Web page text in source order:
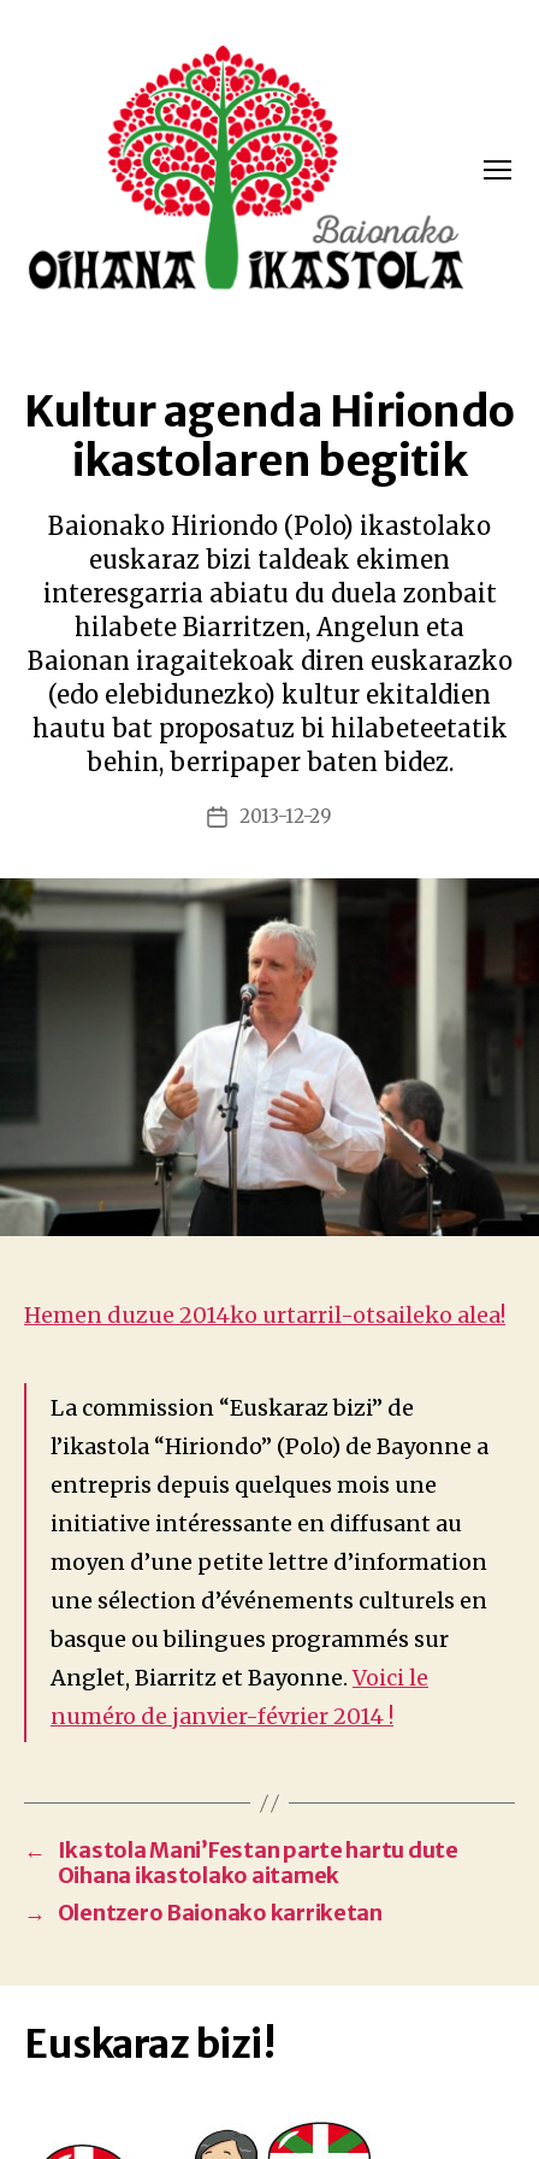
Kultur agenda Hiriondo
ikastolaren begitik
Baionako Hiriondo (Polo) ikastolako
euskaraz bizi taldeak ekimen
interesgarria abiatu du duela zonbait
hilabete Biarritzen, Angelun eta
Baionan iragaitekoak diren euskarazko
(edo elebidunezko) kultur ekitaldien
hautu bat proposatuz bi hilabeteetatik
behin, berripaper baten bidez.
Argitalpenaren
2013-12-29
Hemen duzue 2014ko urtarril-otsaileko alea!
La commission “Euskaraz bizi” de
l’ikastola “Hiriondo” (Polo) de Bayonne a
entrepris depuis quelques mois une
initiative intéressante en diffusant au
moyen d’une petite lettre d’information
une sélection d’événements culturels en
basque ou bilingues programmés sur
Anglet, Biarritz et Bayonne.Voici le
numéro de janvier-février 2014 !
←
Ikastola Mani’Festan parte hartu dute
Oihana ikastolako aitamek
→
Olentzero Baionako karriketan
Euskaraz bizi!